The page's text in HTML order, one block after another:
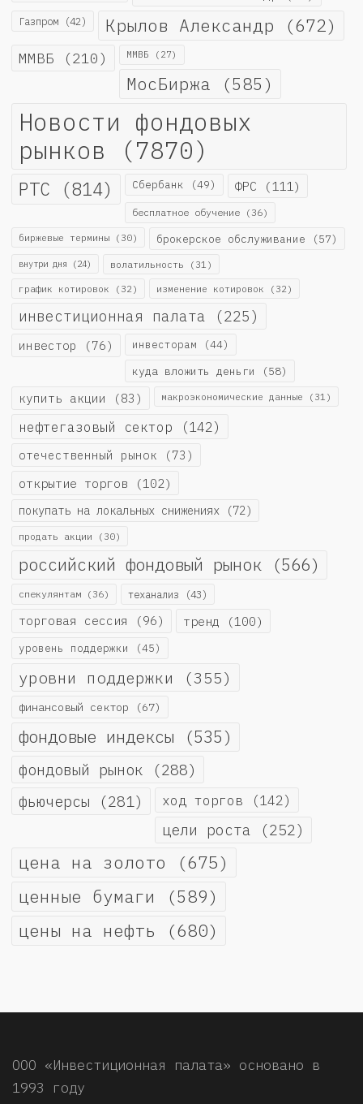
Газпром (42) Крылов Александр (672)
ММВБ (210) ММВБ (27)
МосБиржа (585)
Новости фондовых
рынков (7870)
РТС (814) Сбербанк (49) ФРС (111)
бесплатное обучение (36)
биржевые термины (30) брокерское обслуживание (57)
внутри дня (24) волатильность (31)
график котировок (32) изменение котировок (32)
инвестиционная палата (225)
инвестор (76) инвесторам (44)
куда вложить деньги (58)
купить акции (83) макроэкономические данные (31)
нефтегазовый сектор (142)
отечественный рынок (73)
открытие торгов (102)
покупать на локальных снижениях (72)
продать акции (30)
российский фондовый рынок (566)
спекулянтам (36) теханализ (43)
торговая сессия (96) тренд (100)
уровень поддержки (45)
уровни поддержки (355)
финансовый сектор (67)
фондовые индексы (535)
фондовый рынок (288)
фьючерсы (281) ход торгов (142)
цели роста (252)
цена на золото (675)
ценные бумаги (589)
цены на нефть (680)
ООО «Инвестиционная палата» основано в
1993 году